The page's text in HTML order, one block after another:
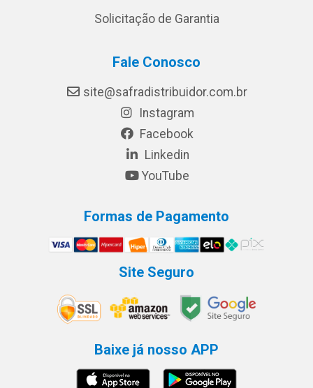
Solicitação de Garantia
Fale Conosco
site@safradistribuidor.com.br
Instagram
Facebook
Linkedin
YouTube
Formas de Pagamento
Site Seguro
Baixe já nosso APP